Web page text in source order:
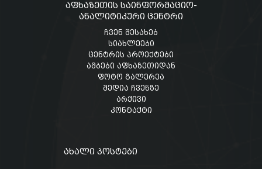
აფხაზეთის საინფორმაციო-
ანალიტიკური ცენტრი
ჩვენ შესახებ
სიახლეები
ცენტრის პროექტები
ამბები აფხაზეთიდან
ფოტო გალერეა
მედია ჩვენზე
არქივი
კონტაქტი
ახალი პოსტები